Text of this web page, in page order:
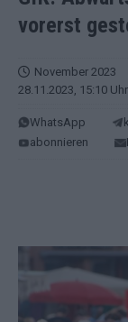
vorerst
November 2023
28.11.2023, 15:10 Uhr
WhatsApp
abonnieren